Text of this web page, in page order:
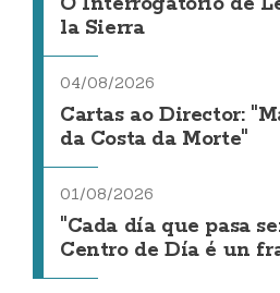
la Sierra
04/08/2026
Cartas ao Director:
da Costa da Morte"
01/08/2026
"Cada día que pasa
Centro de Día é un